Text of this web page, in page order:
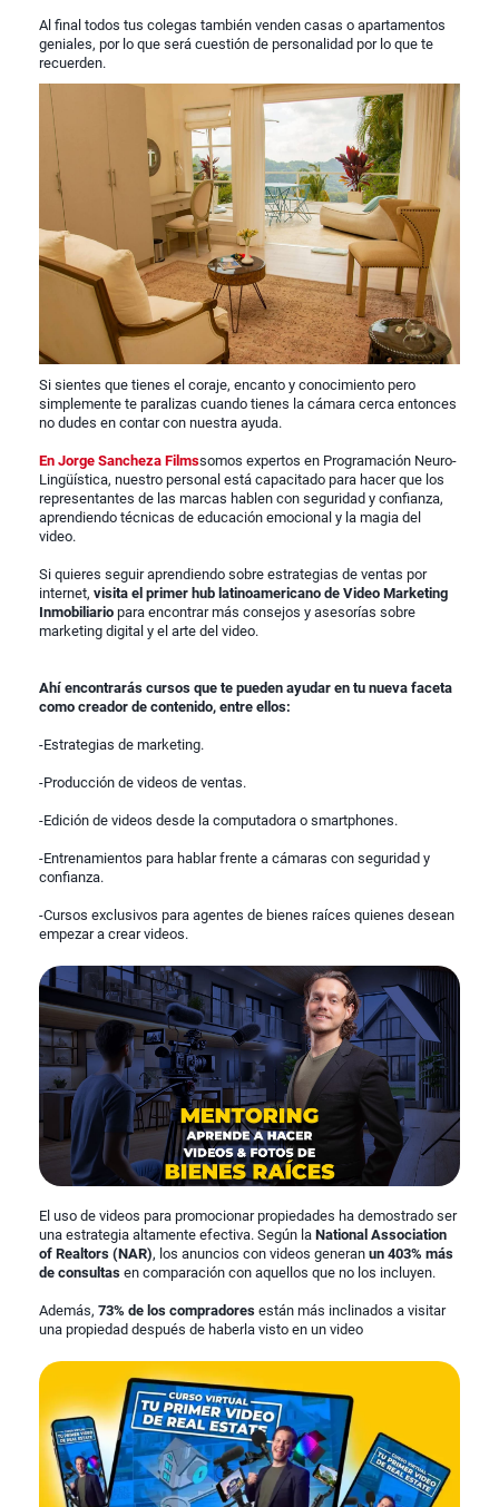
Al final todos tus colegas también venden casas o apartamentos
geniales, por lo que será cuestión de personalidad por lo que te
recuerden.
Si sientes que tienes el coraje, encanto y conocimiento pero
simplemente te paralizas cuando tienes la cámara cerca entonces
no dudes en contar con nuestra ayuda.
En Jorge Sancheza Filmssomos expertos en Programación Neuro-
Lingüística, nuestro personal está capacitado para hacer que los
representantes de las marcas hablen con seguridad y confianza,
aprendiendo técnicas de educación emocional y la magia del
video.
Si quieres seguir aprendiendo sobre estrategias de ventas por
internet, visita el primer hub latinoamericano de Video Marketing
Inmobiliario para encontrar más consejos y asesorías sobre
marketing digital y el arte del video.
Ahí encontrarás cursos que te pueden ayudar en tu nueva faceta
como creador de contenido, entre ellos:
-Estrategias de marketing.
-Producción de videos de ventas.
-Edición de videos desde la computadora o smartphones.
-Entrenamientos para hablar frente a cámaras con seguridad y
confianza.
-Cursos exclusivos para agentes de bienes raíces quienes desean
empezar a crear videos.
El uso de videos para promocionar propiedades ha demostrado ser
una estrategia altamente efectiva. Según la National Association
of Realtors (NAR), los anuncios con videos generan un 403% más
de consultas en comparación con aquellos que no los incluyen.
Además, 73% de los compradores están más inclinados a visitar
una propiedad después de haberla visto en un video​